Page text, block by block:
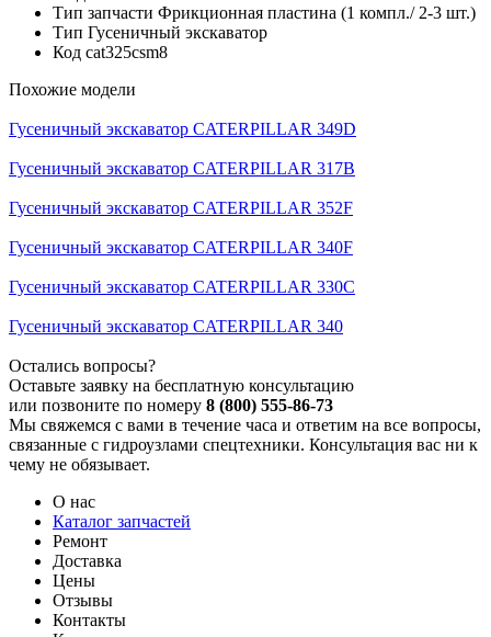
Тип запчасти Фрикционная пластина (1 компл./ 2-3 шт.)
Тип Гусеничный экскаватор
Код cat325csm8
Похожие модели
Гусеничный экскаватор CATERPILLAR 349D
Гусеничный экскаватор CATERPILLAR 317B
Гусеничный экскаватор CATERPILLAR 352F
Гусеничный экскаватор CATERPILLAR 340F
Гусеничный экскаватор CATERPILLAR 330C
Гусеничный экскаватор CATERPILLAR 340
Остались вопросы?
Оставьте заявку на бесплатную консультацию
или позвоните по номеру 8 (800) 555-86-73
Мы свяжемся с вами в течение часа и ответим на все вопросы,
связанные с гидроузлами спецтехники. Консультация вас ни к
чему не обязывает.
О нас
Каталог запчастей
Ремонт
Доставка
Цены
Отзывы
Контакты